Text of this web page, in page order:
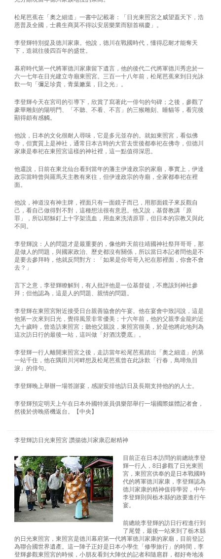
松尾芭蕉在「奧之細道」一書中記載著：「日光東照宮之威望蓋天下，浩
恩普及全國，士農生商莫不得以安居樂業而額首稱慶」。
李登輝特別提及德川家康。他說，德川在戰國時代，懂得忍耐才能奪天
下，造就往後四百年的盛世。
幕府時代第一代將軍德川家康留下遺言，他的後代二代將軍德川秀忠於一
六一七年在日光建立寺廟東照宮。三百一十八年前，松尾芭蕉來到日光詠
歎一句「彌足珍貴，青葉嫩葉，日之光」。
李登輝今天在宮司的引導下，欣賞了寫著此一俳句的句碑；之後，參觀了
豪華雕刻的陽明門、「不聽、不看、不言」的三猴雕刻、睡貓等，看完後
顯得頗有感觸。
他說，日本的文化很耐人尋味，它是多元並存的。就如東照宮，看似佛
寺，但實質上是神社，通常日本古時的大官去世後都奉祀在佛寺，但德川
家康是奉祀在東照宮這樣的神社裡，這一點值得深思。
他還說，日前在東北仙台看到當年的藩主伊達政宗的家廟，事實上，伊達
政宗當時曾與羅馬天主教有來往，但伊達政宗的寺廟，全家都奉祀在裡
面。
他說，神道沒有神主牌，裡面只有一面鏡子而已，用那面鏡子來反觀自
己，看自己做得對不對，這種想法很有意思。他又說，基督教講「原
罪」，所以耶穌釘上十字架流血，用血來洗清原罪，但日本的宗教又與此
不同。
李登輝說：人的問題才是最重要的，像他昨天前往靖國神社祭拜哥哥，那
是做人的問題，與國家政治、歷史都沒有關係，所以當日本記者問他是不
是要去參拜時，他就反問對方：「如果是你哥哥入祀在那裡面，你會不會
去？」
言下之意，李登輝瞭解到，有人批評他是一位基督徒，不應該到神社參
拜；但他認為，這是人的問題、親情的問題。
李登輝在東照宮附近接受日台親善協會的午宴。他在宴會中致詞說，這是
他第一次來到日光，覺得風景非常優美；十六年前，他的父親李金龍約近
九十歲時，曾造訪東照宮；聽他父親說，東照宮很美，於是他將此地列為
這次訪日行的最後一站，這叫做「好酒沈甕底」。
李登輝一行人離開東照宮之後，走訪當年松尾芭蕉踏出「奧之細道」的第
一站千住，他在隅田川河畔想及松尾芭蕉曾在此詠歎「行春，鳥啼魚目
淚」的俳句。
李登輝晚上舉辦一場答謝宴，感謝安排他訪日及長期支持他的的人士。
李登輝預定明天上午在日本外國特派員俱樂部舉行一場國際媒體記者會，
然後於傍晚搭機返台。【中央】
李登輝訪日光東照宮 讚揚德川家康忍耐精神
目前正在日本訪問的前總統李登
輝一行人，8日參觀了日光東照
宮，東照宮供奉的是日本戰國時
代的將軍德川家康，李登輝認為
德川家康的精神值得學習，中午
李登輝則與栃木縣的政要進行午
宴。
前總統李登輝的訪日行程進行到
了尾聲，最後一站來到了栃木縣
的日光東照宮，東照宮是德川幕府第一代將軍德川家康的家廟，目前登記
為聯合國世界遺產。這一陣子正好是日本小學生「修學旅行」的時間，李
登輝參觀東照宮的時候，小朋友看到大陣仗的記者和隨扈群，都好奇地湊